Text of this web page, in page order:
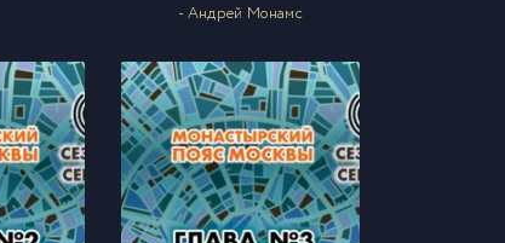
- Андрей Монамс